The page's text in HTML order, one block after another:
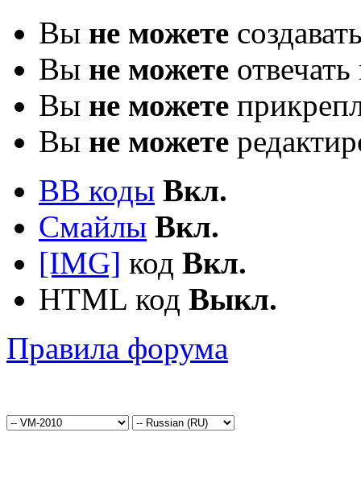
Вы не можете
Вы не можете
Вы не можете
Вы не можете
BB коды Вкл.
Смайлы Вкл.
[IMG] код Вкл.
HTML код Выкл.
Правила форума